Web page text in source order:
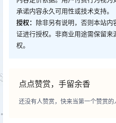
承诺内容永久可用性或技术支持。
授权： 除非另有说明，否则本站内
证进行授权。非商业用途需保留
权。
点点赞赏，手留余香
还没有人赞赏，快来当第一个赞赏的